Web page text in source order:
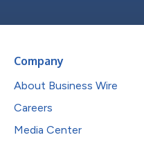
Company
About Business Wire
Careers
Media Center